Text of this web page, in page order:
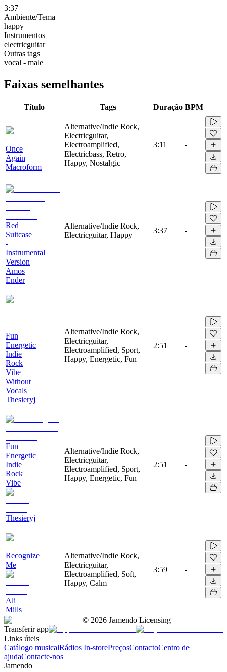
3:37
Ambiente/Tema
happy
Instrumentos
electricguitar
Outras tags
vocal - male
Faixas semelhantes
Título Tags Duração BPM
Once
Again
Macroform
Alternative/Indie Rock,
Electricguitar,
Electroamplified,
Electricbass, Retro,
Happy, Nostalgic
3:11 -
Red
Suitcase
-
Instrumental
Version
Amos
Ender
Alternative/Indie Rock,
Electricguitar, Happy
3:37 -
Fun
Energetic
Indie
Rock
Vibe
Without
Vocals
Thesieryj
Alternative/Indie Rock,
Electricguitar,
Electroamplified, Sport,
Happy, Energetic, Fun
2:51 -
Fun
Energetic
Indie
Rock
Vibe
Thesieryj
Alternative/Indie Rock,
Electricguitar,
Electroamplified, Sport,
Happy, Energetic, Fun
2:51 -
Recognize
Me
Ali
Mills
Alternative/Indie Rock,
Electricguitar,
Electroamplified, Soft,
Happy, Calm
3:59 -
© 2026 Jamendo Licensing
Transferir app
Links úteis
Catálogo musicalRádios In-storePreçosContactoCentro de
ajudaContacte-nos
Jamendo